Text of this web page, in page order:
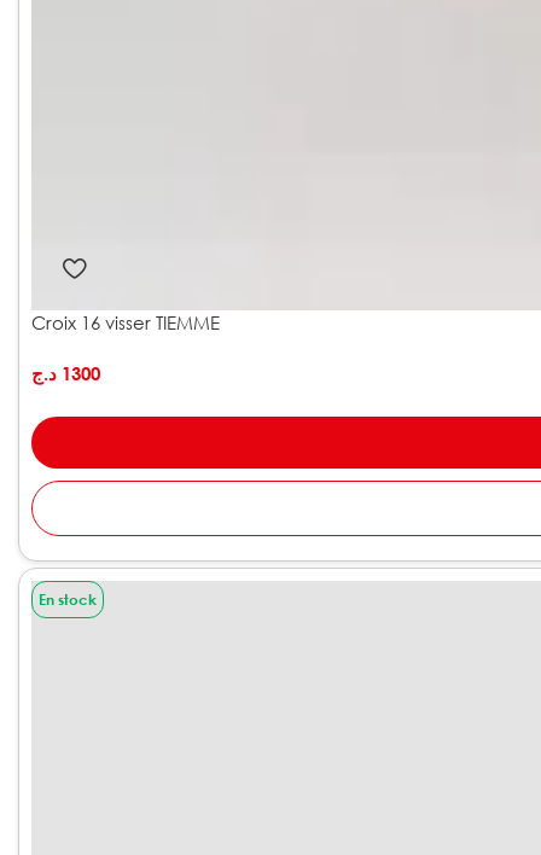
Croix 16 visser TIEMME
1300 د.ج
En stock